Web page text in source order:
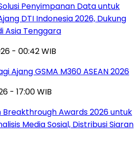
Penyimpanan Data untuk
DTI Indonesia 2026, Dukung
Asia Tenggara
- 00:42 WIB
Ajang GSMA M360 ASEAN 2026
- 17:00 WIB
Breakthrough Awards 2026 untuk
Media Sosial, Distribusi Siaran